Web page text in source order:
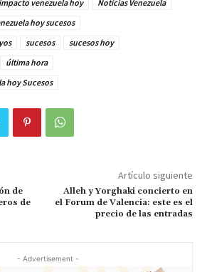
venezuela hoy
Noticias Venezuela
hoy sucesos
sucesos
sucesos hoy
última hora
hoy Sucesos
de
de
Artículo siguiente
Alleh y Yorghaki concierto en
el Forum de Valencia: este es el
precio de las entradas
- Advertisement -